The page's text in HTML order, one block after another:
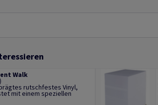
Walk
rutschfestes Vinyl,
mit einem speziellen